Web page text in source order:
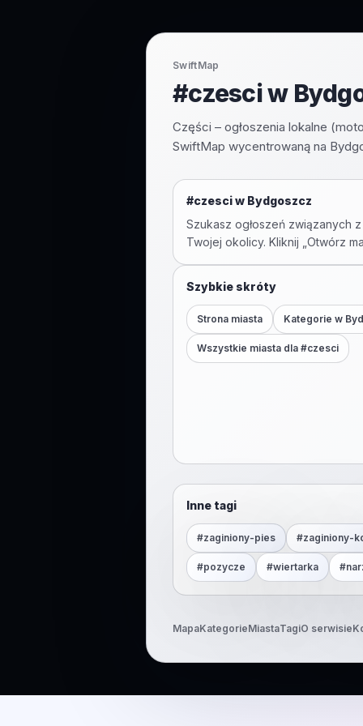
SwiftMap
#czesci w
Części – ogłoszenia lokalne
SwiftMap wycentrowaną na
#czesciw Bydgoszcz
Szukasz ogłoszeń związanych z
Twojej okolicy. Kliknij „Otwórz
Szybkie skróty
Strona miasta Kategorie w
Wszystkie miasta dla #czesci
Inne tagi
#zaginiony-pies #zaginiony-
#pozycze #wiertarka #
MapaKategorieMiastaTagiO serwisie